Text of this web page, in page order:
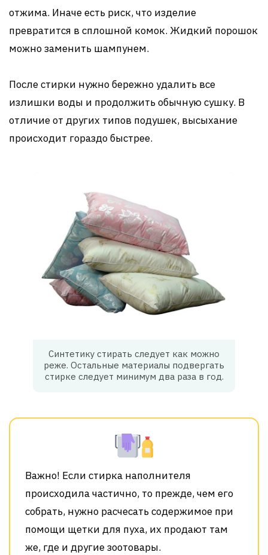
отжима. Иначе есть риск, что изделие
превратится в сплошной комок. Жидкий порошок
можно заменить шампунем.
После стирки нужно бережно удалить все
излишки воды и продолжить обычную сушку. В
отличие от других типов подушек, высыхание
происходит гораздо быстрее.
Синтетику стирать следует как можно
реже. Остальные материалы подвергать
стирке следует минимум два раза в год.
Важно! Если стирка наполнителя
происходила частично, то прежде, чем его
собрать, нужно расчесать содержимое при
помощи щетки для пуха, их продают там
же, где и другие зоотовары.